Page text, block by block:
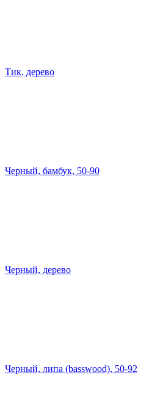
Тик, дерево
Черный, бамбук, 50-90
Черный, дерево
Черный, липа (basswood), 50-92